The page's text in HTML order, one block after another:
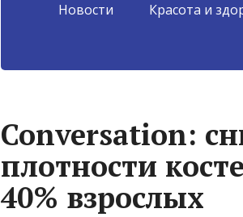
Новости Красота и
Conversation:
плотности
40% взрослых